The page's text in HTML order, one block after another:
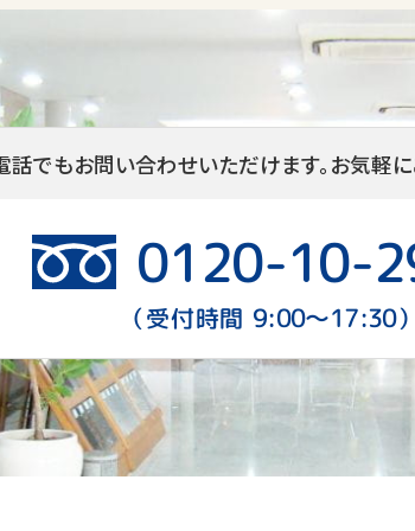
弊社は、あらかじめお客様からご了解
場合及びその他正当な理由がある場合
供いたしません。
個人情報の変更・削除及びお問合
弊社は、お客様の個人情報に関わる不正
切且つ合理的な安全対策を実施し、個人
人情報の変更・削除及びお問合せにつき
【個人情報保護窓口】 06-6862-0074
個人情報の安全保護について
弊社は個人情報に関して摘要される法令
善をいたします。
話でもお問い合わせいただけます。お気軽に
0120-10-
（受付時間 9:00〜17:30）